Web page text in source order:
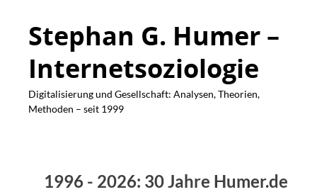
Stephan G. Humer –
Internetsoziologie
Digitalisierung und Gesellschaft: Analysen, Theorien,
Methoden – seit 1999
1996 - 2026: 30 Jahre Humer.de